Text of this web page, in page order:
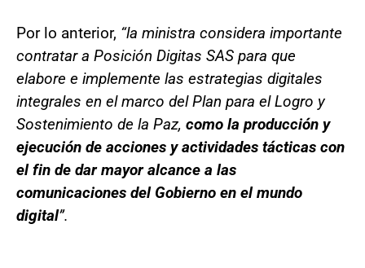
Por lo anterior, “la ministra considera importante
contratar a Posición Digitas SAS para que
elabore e implemente las estrategias digitales
integrales en el marco del Plan para el Logro y
Sostenimiento de la Paz, como la producción y
ejecución de acciones y actividades tácticas con
el fin de dar mayor alcance a las
comunicaciones del Gobierno en el mundo
digital”.